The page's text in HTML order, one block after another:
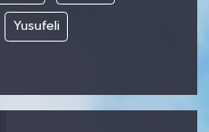
Yusufeli